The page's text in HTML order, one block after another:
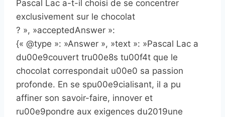
Pascal Lac a-t-il choisi de se concentrer
exclusivement sur le chocolat
? », »acceptedAnswer »:
{« @type »: »Answer », »text »: »Pascal Lac a
du00e9couvert tru00e8s tu00f4t que le
chocolat correspondait u00e0 sa passion
profonde. En se spu00e9cialisant, il a pu
affiner son savoir-faire, innover et
ru00e9pondre aux exigences du2019une